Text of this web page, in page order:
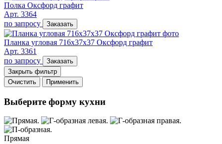
Полка Оксфорд графит
Арт. 3364
по запросу
Заказать
Планка угловая 716х37х37 Оксфорд графит
Арт. 3361
по запросу
Заказать
Закрыть фильтр
Очистить
Применить
Выберите форму кухни
Прямая